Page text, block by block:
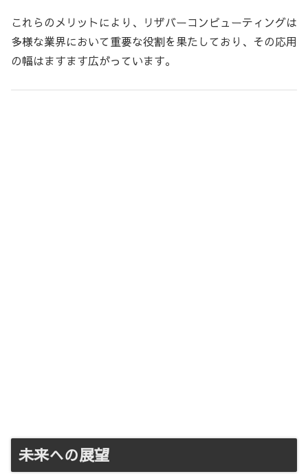
これらのメリットにより、リザバーコンピューティングは
多様な業界において重要な役割を果たしており、その応用
の幅はますます広がっています。
未来への展望